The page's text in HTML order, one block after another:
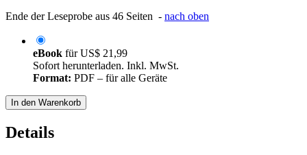
Ende der Leseprobe aus 46 Seiten - nach oben
eBook fürUS$ 21,99
Sofort herunterladen. Inkl. MwSt.
Format: PDF – für alle Geräte
In den Warenkorb
Details